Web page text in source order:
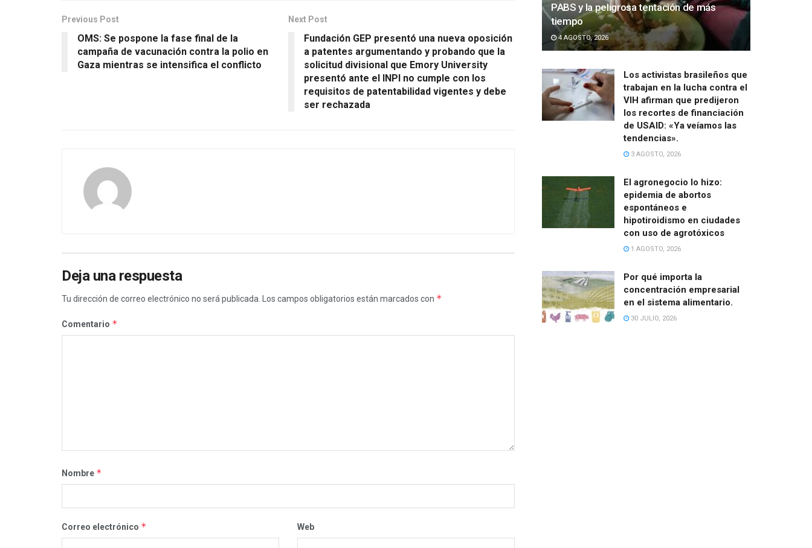
Previous Post
OMS: Se pospone la fase final de la
campaña de vacunación contra la polio en
Gaza mientras se intensifica el conflicto
Next Post
Fundación GEP presentó una nueva oposición
a patentes argumentando y probando que la
solicitud divisional que Emory University
presentó ante el INPI no cumple con los
requisitos de patentabilidad vigentes y debe
ser rechazada
Deja una respuesta
Tu dirección de correo electrónico no será publicada. Los campos obligatorios están marcados con *
Comentario *
Nombre *
Correo electrónico * Web
PABS y la peligrosa tentación de más
tiempo
4 AGOSTO, 2026
Los activistas brasileños que
trabajan en la lucha contra el
VIH afirman que predijeron
los recortes de financiación
de USAID: «Ya veíamos las
tendencias».
3 AGOSTO, 2026
El agronegocio lo hizo:
epidemia de abortos
espontáneos e
hipotiroidismo en ciudades
con uso de agrotóxicos
1 AGOSTO, 2026
Por qué importa la
concentración empresarial
en el sistema alimentario.
30 JULIO, 2026